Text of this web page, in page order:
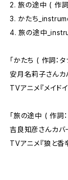
2. 旅の途中 ( 作
3. かたち
4. 旅の途中
「かたち ( 作詞：
安月名莉子さんカ
TVアニメ『メイド
「旅の途中 ( 作詞
吉良知彦さんカバ
TVアニメ『狼と香